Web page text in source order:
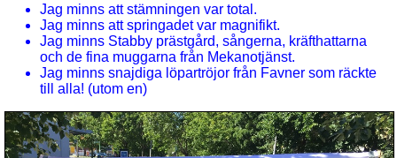
Jag minns att stämningen var total.
Jag minns att springadet var magnifikt.
Jag minns Stabby prästgård, sångerna, kräfthattarna
och de fina muggarna från Mekanotjänst.
Jag minns snajdiga löpartröjor från Favner som räckte
till alla! (utom en)